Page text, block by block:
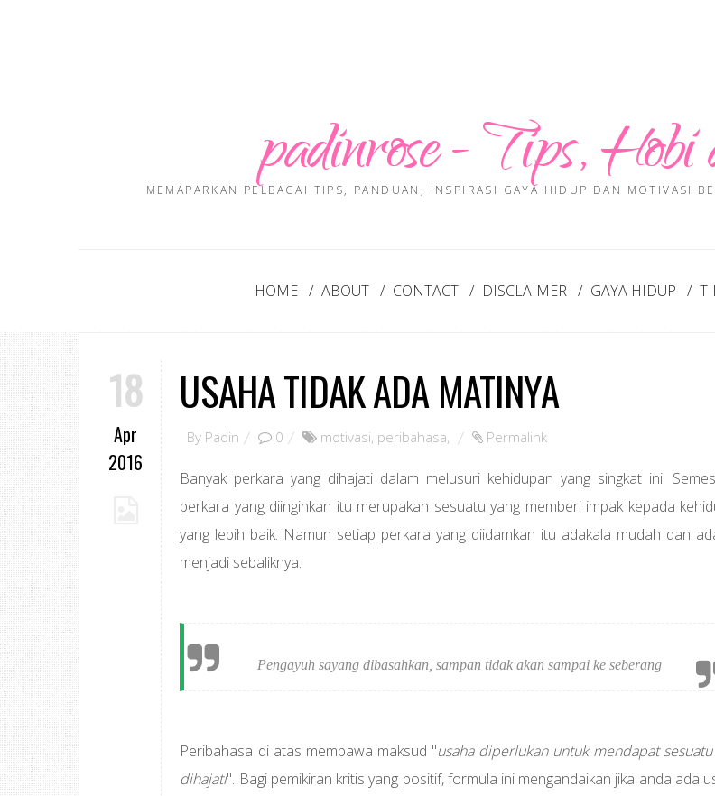
padinrose - Tips,
MEMAPARKAN PELBAGAI TIPS, PANDUAN, INSPIRASI GAYA HIDUP DAN MOTIVASI
HOME ABOUT CONTACT DISCLAIMER GAYA HIDUP
18
Apr
2016
USAHA TIDAK ADA MATINYA
By Padin 0 motivasi, peribahasa, Permalink
Banyak perkara yang dihajati dalam melusuri kehidupan yang singkat ini.
perkara yang diinginkan itu merupakan sesuatu yang memberi impak kepada
yang lebih baik. Namun setiap perkara yang diidamkan itu adakala mudah dan
menjadi sebaliknya.
Pengayuh sayang dibasahkan, sampan tidak akan sampai ke seberang
Peribahasa di atas membawa maksud "usaha diperlukan untuk mendapat sesuatu
dihajati". Bagi pemikiran kritis yang positif, formula ini mengandaikan jika anda ada